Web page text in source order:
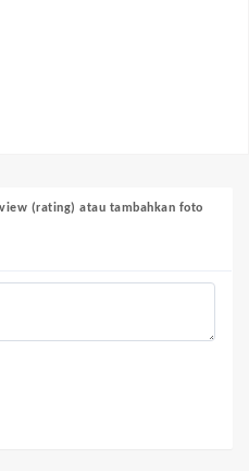
(rating) atau tambahkan foto